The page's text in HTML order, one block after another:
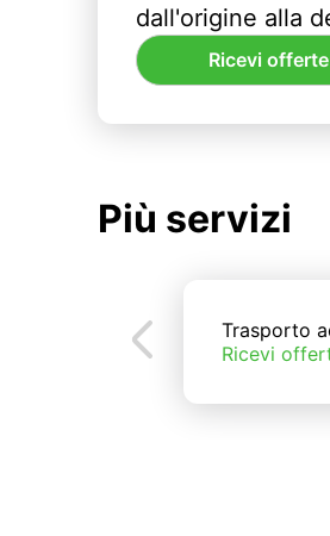
dall'origine alla
Ricevi offerte
Più servizi
Trasporto
Ricevi